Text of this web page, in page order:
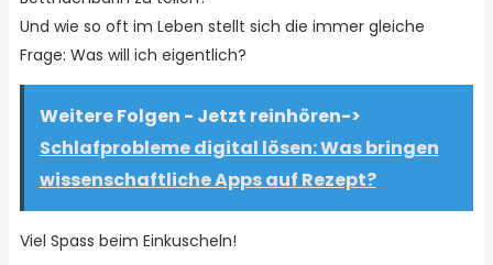
Und wie so oft im Leben stellt sich die immer gleiche
Frage: Was will ich eigentlich?
Weitere Folgen - Jetzt reinhören->
Schlafprobleme digital lösen: Was bringen
wissenschaftliche Apps auf Rezept?
Viel Spass beim Einkuscheln!